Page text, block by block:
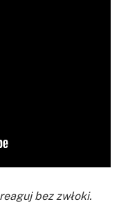
bez zwłoki.